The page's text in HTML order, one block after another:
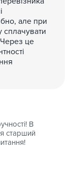
але при
сплачувати
це
В
старший